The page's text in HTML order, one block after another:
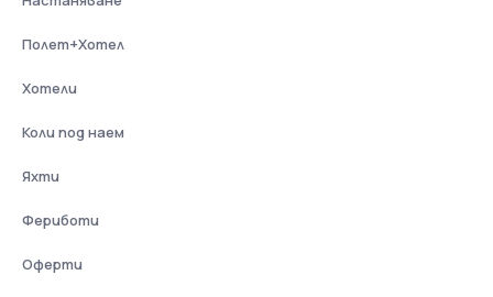
Полет+Хотел
Хотели
Коли под наем
Яхти
Фериботи
Оферти